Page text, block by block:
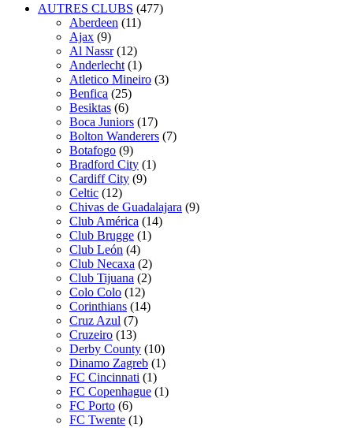
AUTRES CLUBS (477)
Aberdeen (11)
Ajax (9)
Al Nassr (12)
Anderlecht (1)
Atletico Mineiro (3)
Benfica (25)
Besiktas (6)
Boca Juniors (17)
Bolton Wanderers (7)
Botafogo (9)
Bradford City (1)
Cardiff City (9)
Celtic (12)
Chivas de Guadalajara (9)
Club América (14)
Club Brugge (1)
Club León (4)
Club Necaxa (2)
Club Tijuana (2)
Colo Colo (12)
Corinthians (14)
Cruz Azul (7)
Cruzeiro (13)
Derby County (10)
Dinamo Zagreb (1)
FC Cincinnati (1)
FC Copenhague (1)
FC Porto (6)
FC Twente (1)